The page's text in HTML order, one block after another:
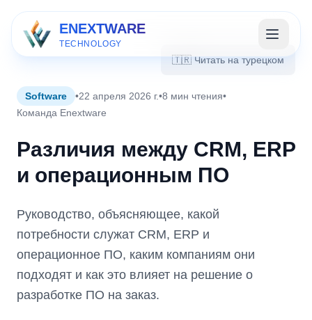
ENEXTWARE
TECHNOLOGY
🇹🇷 Читать на турецком
Software •22 апреля 2026 г.•8 мин чтения•
Команда Enextware
Различия между CRM, ERP
и операционным ПО
Руководство, объясняющее, какой
потребности служат CRM, ERP и
операционное ПО, каким компаниям они
подходят и как это влияет на решение о
разработке ПО на заказ.